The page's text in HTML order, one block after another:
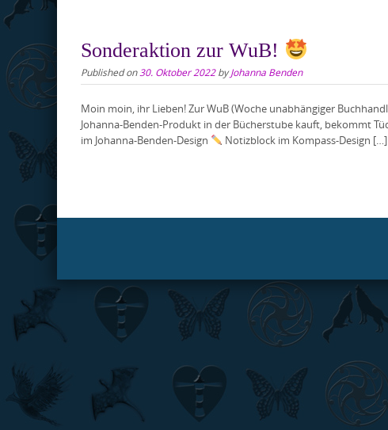
Sonderaktion zur WuB!
Published on 30. Oktober 2022byJohanna Benden
Moin moin, ihr Lieben! Zur WuB (Woche unabhängiger
Johanna-Benden-Produkt in der Bücherstube kauft, bekommt
im Johanna-Benden-Design
Notizblock im Kompass-Design […]